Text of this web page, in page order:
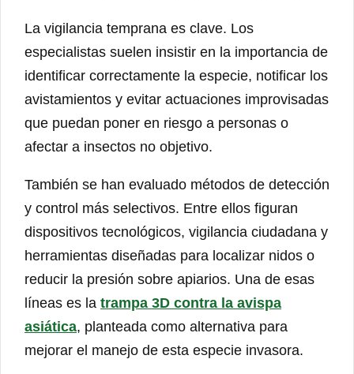
La vigilancia temprana es clave. Los
especialistas suelen insistir en la importancia de
identificar correctamente la especie, notificar los
avistamientos y evitar actuaciones improvisadas
que puedan poner en riesgo a personas o
afectar a insectos no objetivo.
También se han evaluado métodos de detección
y control más selectivos. Entre ellos figuran
dispositivos tecnológicos, vigilancia ciudadana y
herramientas diseñadas para localizar nidos o
reducir la presión sobre apiarios. Una de esas
líneas es la trampa 3D contra la avispa
asiática, planteada como alternativa para
mejorar el manejo de esta especie invasora.